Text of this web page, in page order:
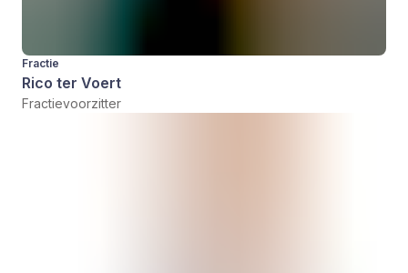
Fractie
Rico ter Voert
Fractievoorzitter